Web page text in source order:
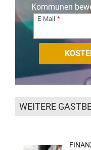
Kommunen
E-Mail
WEITERE